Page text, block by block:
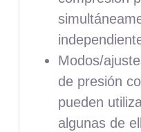
Modos/
de presión
pueden
algunas de